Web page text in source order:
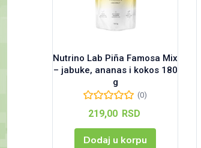
Nutrino Lab Piña Famosa Mix
– jabuke, ananas i kokos 180
g
(0)
219,00 RSD
Dodaj u korpu